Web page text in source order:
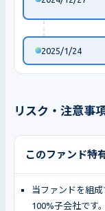
2025/1/24
リスク・注意事
このファンド特
当ファンドを組
100%子会社です。